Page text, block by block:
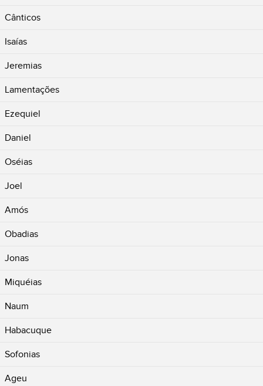
Cânticos
Isaías
Jeremias
Lamentações
Ezequiel
Daniel
Oséias
Joel
Amós
Obadias
Jonas
Miquéias
Naum
Habacuque
Sofonias
Ageu